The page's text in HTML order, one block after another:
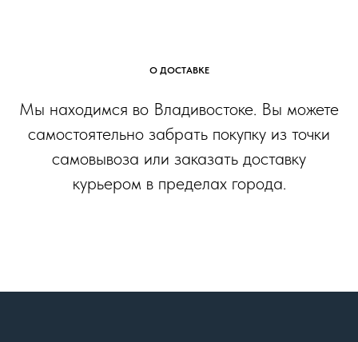
О ДОСТАВКЕ
Мы находимся во Владивостоке. Вы можете
самостоятельно забрать покупку из точки
самовывоза или заказать доставку
курьером в пределах города.